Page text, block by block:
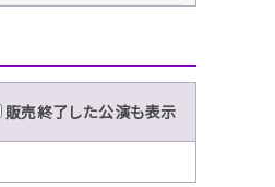
販売終了した公演も表示